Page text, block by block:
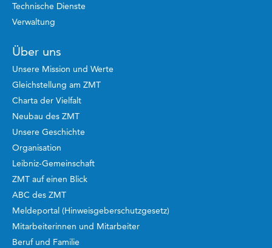
Technische Dienste
Verwaltung
Über uns
Unsere Mission und Werte
Gleichstellung am ZMT
Charta der Vielfalt
Neubau des ZMT
Unsere Geschichte
Organisation
Leibniz-Gemeinschaft
ZMT auf einen Blick
ABC des ZMT
Meldeportal (Hinweisgeberschutzgesetz)
Mitarbeiterinnen und Mitarbeiter
Beruf und Familie